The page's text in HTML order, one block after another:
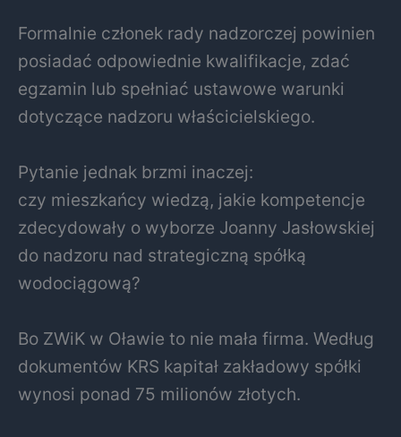
Formalnie członek rady nadzorczej powinien
posiadać odpowiednie kwalifikacje, zdać
egzamin lub spełniać ustawowe warunki
dotyczące nadzoru właścicielskiego.
Pytanie jednak brzmi inaczej:
czy mieszkańcy wiedzą, jakie kompetencje
zdecydowały o wyborze Joanny Jasłowskiej
do nadzoru nad strategiczną spółką
wodociągową?
Bo ZWiK w Oławie to nie mała firma. Według
dokumentów KRS kapitał zakładowy spółki
wynosi ponad 75 milionów złotych.